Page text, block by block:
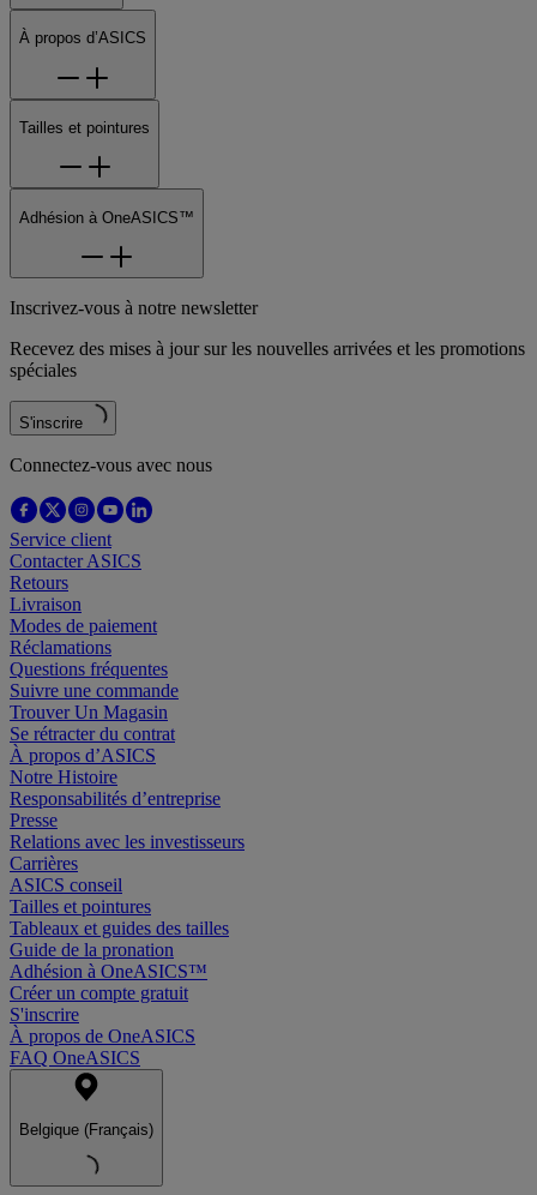
À propos d’ASICS
Tailles et pointures
Adhésion à OneASICS™
Inscrivez-vous à notre newsletter
Recevez des mises à jour sur les nouvelles arrivées et les promotions
spéciales
S'inscrire
Connectez-vous avec nous
Service client
Contacter ASICS
Retours
Livraison
Modes de paiement
Réclamations
Questions fréquentes
Suivre une commande
Trouver Un Magasin
Se rétracter du contrat
À propos d’ASICS
Notre Histoire
Responsabilités d’entreprise
Presse
Relations avec les investisseurs
Carrières
ASICS conseil
Tailles et pointures
Tableaux et guides des tailles
Guide de la pronation
Adhésion à OneASICS™
Créer un compte gratuit
S'inscrire
À propos de OneASICS
FAQ OneASICS
Belgique (Français)